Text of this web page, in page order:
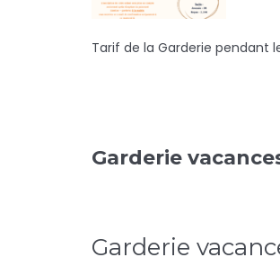
Tarif de la Garderie pendant
Garderie
Garderie